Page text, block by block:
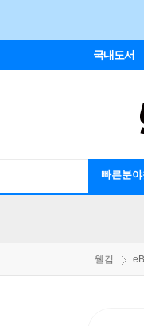
국내도서
빠른분야
웰컴